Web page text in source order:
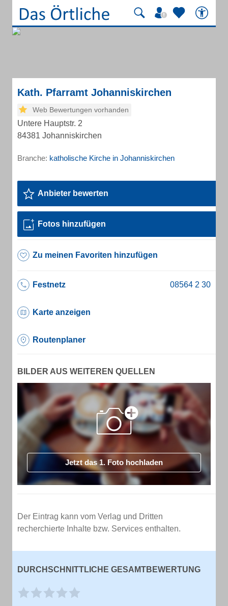
Kath. Pfarramt Johanniskirchen
Web Bewertungen vorhanden
Untere Hauptstr. 2
84381 Johanniskirchen
Branche: katholische Kirche in Johanniskirchen
Anbieter bewerten
Fotos hinzufügen
Zu meinen Favoriten hinzufügen
Festnetz
Karte anzeigen
Routenplaner
BILDER AUS WEITEREN QUELLEN
Jetzt das 1. Foto hochladen
Der Eintrag kann vom Verlag und Dritten
recherchierte Inhalte bzw. Services enthalten.
DURCHSCHNITTLICHE GESAMTBEWERTUNG